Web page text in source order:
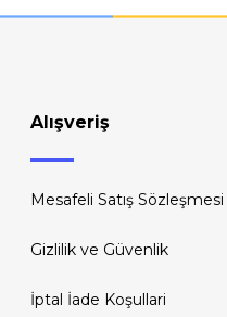
Alışveriş
Mesafeli Satış Sözleşmesi
Gizlilik ve Güvenlik
İptal İade Koşullari